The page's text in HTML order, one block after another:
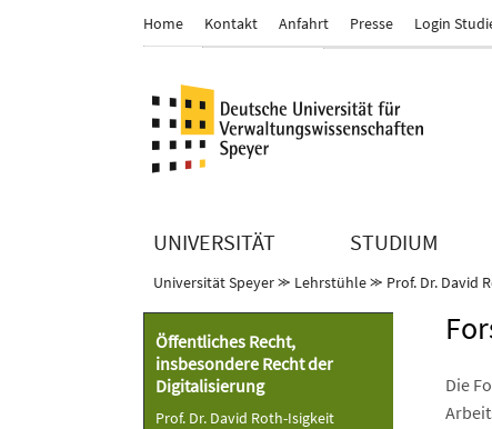
Home Kontakt Anfahrt Presse Login
UNIVERSITÄT STUDIUM
Universität Speyer⪼ Lehrstühle⪼ Prof. Dr. David
Öffentliches Recht,
insbesondere Recht der
Digitalisierung
Prof. Dr. David Roth-Isigkeit
Die